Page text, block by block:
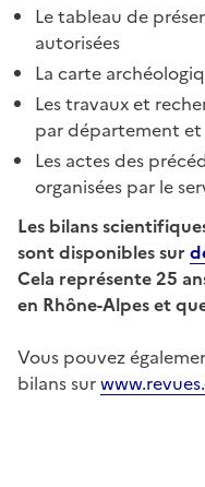
Le tableau de
autorisées
La carte
Les travaux et
par département
Les actes des
organisées par le
Les bilans
sont disponibles sur
Cela représente 25
en Rhône-Alpes et
Vous pouvez
bilans sur